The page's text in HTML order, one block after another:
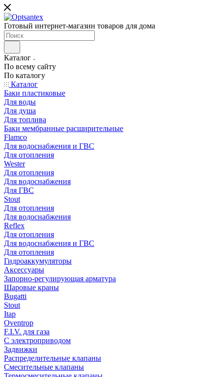
Готовый интернет-магазин товаров для дома
Каталог
По всему сайту
По каталогу
Каталог
Баки пластиковые
Для воды
Для душа
Для топлива
Баки мембранные расширительные
Flamco
Для водоснабжения и ГВС
Для отопления
Wester
Для отопления
Для водоснабжения
Для ГВС
Stout
Для отопления
Для водоснабжения
Reflex
Для отопления
Для водоснабжения и ГВС
Для отопления
Гидроаккумуляторы
Аксессуары
Запорно-регулирующая арматура
Шаровые краны
Bugatti
Stout
Itap
Oventrop
F.I.V. для газа
С электроприводом
Задвижки
Распределительные клапаны
Cмесительные клапаны